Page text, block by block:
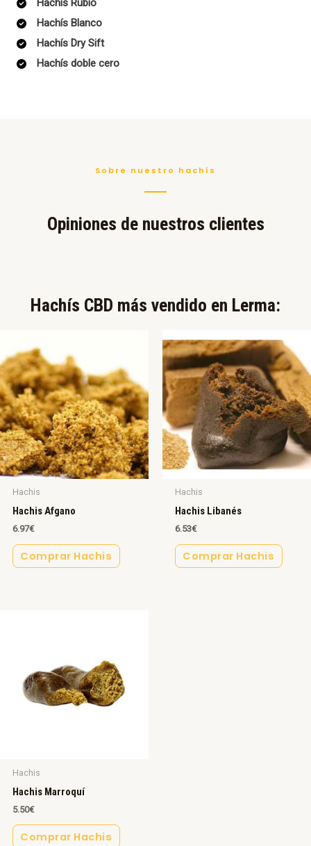
Hachís Rubio
Hachís Blanco
Hachís Dry Sift
Hachís doble cero
Sobre nuestro hachís
Opiniones de nuestros clientes
Hachís CBD más vendido en Lerma:​
Hachis
Hachis Afgano
6.97€
Comprar Hachis
Hachis
Hachis Libanés
6.53€
Comprar Hachis
Hachis
Hachis Marroquí
5.50€
Comprar Hachis